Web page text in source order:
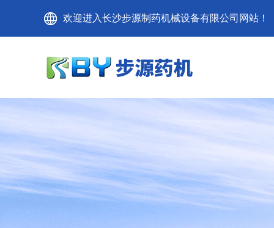
欢迎进入长沙步源制药机械设备有限公司网站！